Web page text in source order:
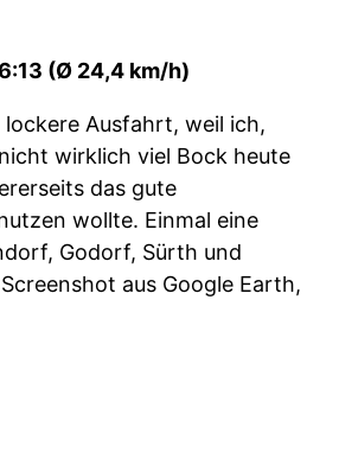
(Ø 24,4 km/h)
lockere Ausfahrt, weil ich,
wirklich viel Bock heute
das gute
wollte. Einmal eine
Godorf, Sürth und
Screenshot aus Google Earth,